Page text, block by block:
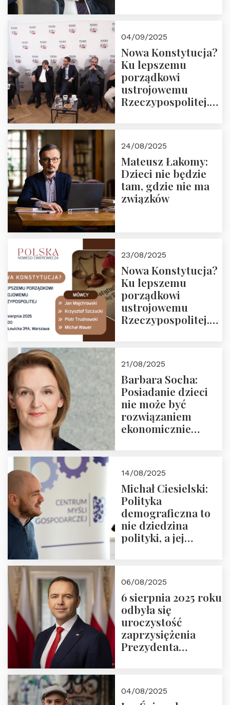
04/09/2025
Nowa Konstytucja?
Ku lepszemu
porządkowi
ustrojowemu
Rzeczypospolitej.
24/08/2025
Mateusz Łakomy:
Dzieci nie będzie
tam, gdzie nie ma
związków
23/08/2025
Nowa Konstytucja?
Ku lepszemu
porządkowi
ustrojowemu
Rzeczypospolitej.
Nowego
Ćwierćwiecza”
21/08/2025
Barbara Socha:
Posiadanie dzieci
nie może być
rozwiązaniem
ekonomicznie
14/08/2025
Michał Ciesielski:
Polityka
demograficzna to
nie dziedzina
polityki, a jej
06/08/2025
6 sierpnia 2025 roku
odbyła się
uroczystość
zaprzysiężenia
Prezydenta
Nawrockiego
04/08/2025